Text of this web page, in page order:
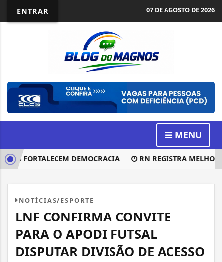
ENTRAR 07 DE AGOSTO DE 2026
MENU
FORTALECEM DEMOCRACIA RN REGISTRA MELHOR
NOTÍCIAS/ESPORTE
LNF CONFIRMA CONVITE
PARA O APODI FUTSAL
DISPUTAR DIVISÃO DE ACESSO